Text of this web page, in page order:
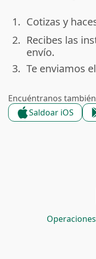
done
1. Cotizas y
done
2. Recibes las
envío.
done
3. Te enviamos
Encuéntranos
Saldoar iOS